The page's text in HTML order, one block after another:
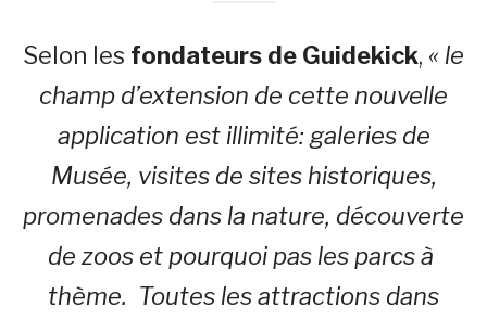
Selon les fondateurs de Guidekick, « le
champ d’extension de cette nouvelle
application est illimité: galeries de
Musée, visites de sites historiques,
promenades dans la nature, découverte
de zoos et pourquoi pas les parcs à
thème. Toutes les attractions dans